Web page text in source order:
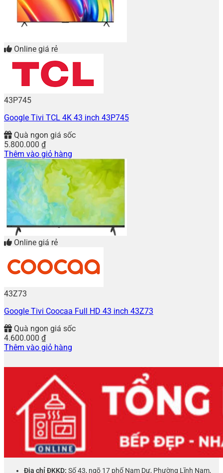
Online giá rẻ
43P745
Google Tivi TCL 4K 43 inch 43P745
Quà ngon giá sốc
5.800.000 ₫
Thêm vào giỏ hàng
Online giá rẻ
43Z73
Google Tivi Coocaa Full HD 43 inch 43Z73
Quà ngon giá sốc
4.600.000 ₫
Thêm vào giỏ hàng
Địa chỉ ĐKKD: Số 43, ngõ 17 phố Nam Dư, Phường Lĩnh Nam,